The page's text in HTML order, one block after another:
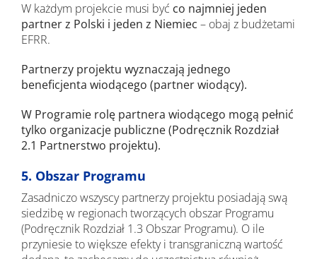
W każdym projekcie musi być co najmniej jeden
partner z Polski i jeden z Niemiec – obaj z budżetami
EFRR.
Partnerzy projektu wyznaczają jednego
beneficjenta wiodącego (partner wiodący).
W Programie rolę partnera wiodącego mogą pełnić
tylko organizacje publiczne (Podręcznik Rozdział
2.1 Partnerstwo projektu).
5. Obszar Programu
Zasadniczo wszyscy partnerzy projektu posiadają swą
siedzibę w regionach tworzących obszar Programu
(Podręcznik Rozdział 1.3 Obszar Programu). O ile
przyniesie to większe efekty i transgraniczną wartość